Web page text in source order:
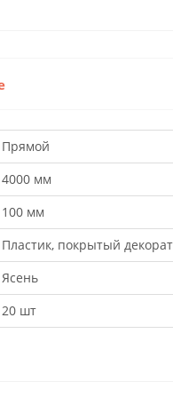
Прямой
4000 мм
100 мм
Пластик, покрытый
Ясень
20 шт